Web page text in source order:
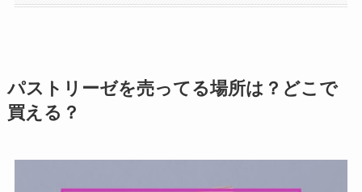
パストリーゼを売ってる場所は？どこで
買える？